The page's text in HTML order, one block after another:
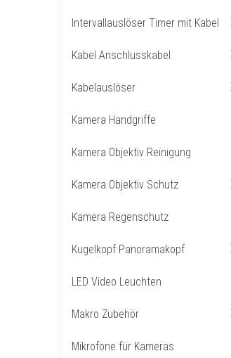
Intervallauslöser Timer mit Kabel
Kabel Anschlusskabel
Kabelauslöser
Kamera Handgriffe
Kamera Objektiv Reinigung
Kamera Objektiv Schutz
Kamera Regenschutz
Kugelkopf Panoramakopf
LED Video Leuchten
Makro Zubehör
Mikrofone für Kameras